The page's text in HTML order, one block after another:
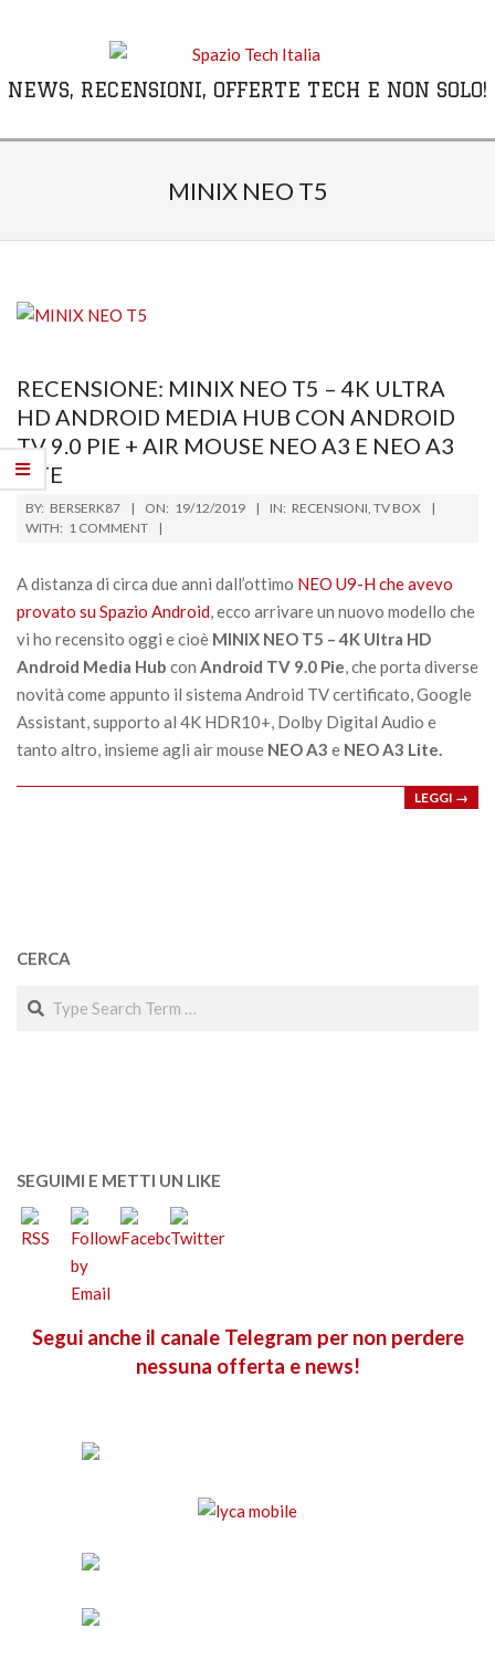
NEWS, RECENSIONI, OFFERTE TECH E NON SOLO!
MINIX NEO T5
RECENSIONE: MINIX NEO T5 – 4K ULTRA
HD ANDROID MEDIA HUB CON ANDROID
TV 9.0 PIE + AIR MOUSE NEO A3 E NEO A3
LITE
2019-
12-
BY: BERSERK87 ON: 19/12/2019 IN: RECENSIONI TV BOX
WITH: 1 COMMENT
A distanza di circa due anni dall’ottimo NEO U9-H che avevo
provato su Spazio Android, ecco arrivare un nuovo modello che
vi ho recensito oggi e cioè MINIX NEO T5 – 4K Ultra HD
Android Media Hub con Android TV 9.0 Pie, che porta diverse
novità come appunto il sistema Android TV certificato, Google
Assistant, supporto al 4K HDR10+, Dolby Digital Audio e
tanto altro, insieme agli air mouse NEO A3 e NEO A3 Lite.
LEGGI →
CERCA
Search
SEGUIMI E METTI UN LIKE
Segui anche il canale Telegram per non perdere
nessuna offerta e news!